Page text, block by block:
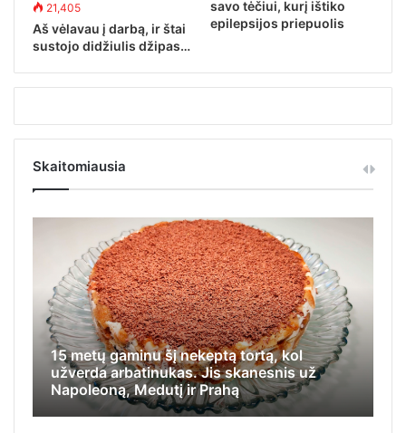
21,405
Aš vėlavau į darbą, ir štai
sustojo didžiulis džipas…
savo tėčiui, kurį ištiko
epilepsijos priepuolis
Skaitomiausia
15 metų gaminu šį nekeptą tortą, kol
užverda arbatinukas. Jis skanesnis už
Napoleoną, Medutį ir Prahą